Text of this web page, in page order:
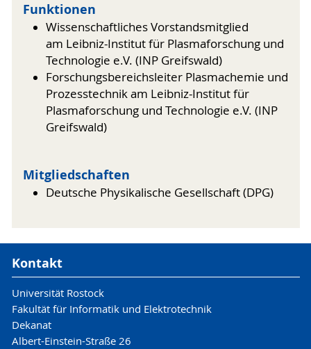
Funktionen
Wissenschaftliches Vorstandsmitglied
am Leibniz-Institut für Plasmaforschung und
Technologie e.V. (INP Greifswald)
Forschungsbereichsleiter Plasmachemie und
Prozesstechnik am Leibniz-Institut für
Plasmaforschung und Technologie e.V. (INP
Greifswald)
Mitgliedschaften
Deutsche Physikalische Gesellschaft (DPG)
Kontakt
Universität Rostock
Fakultät für Informatik und Elektrotechnik
Dekanat
Albert-Einstein-Straße 26